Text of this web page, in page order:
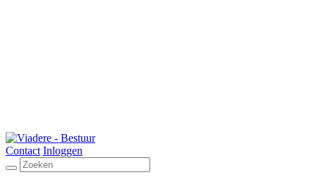
Contact Inloggen